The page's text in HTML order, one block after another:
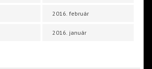
2016. február
2016. január